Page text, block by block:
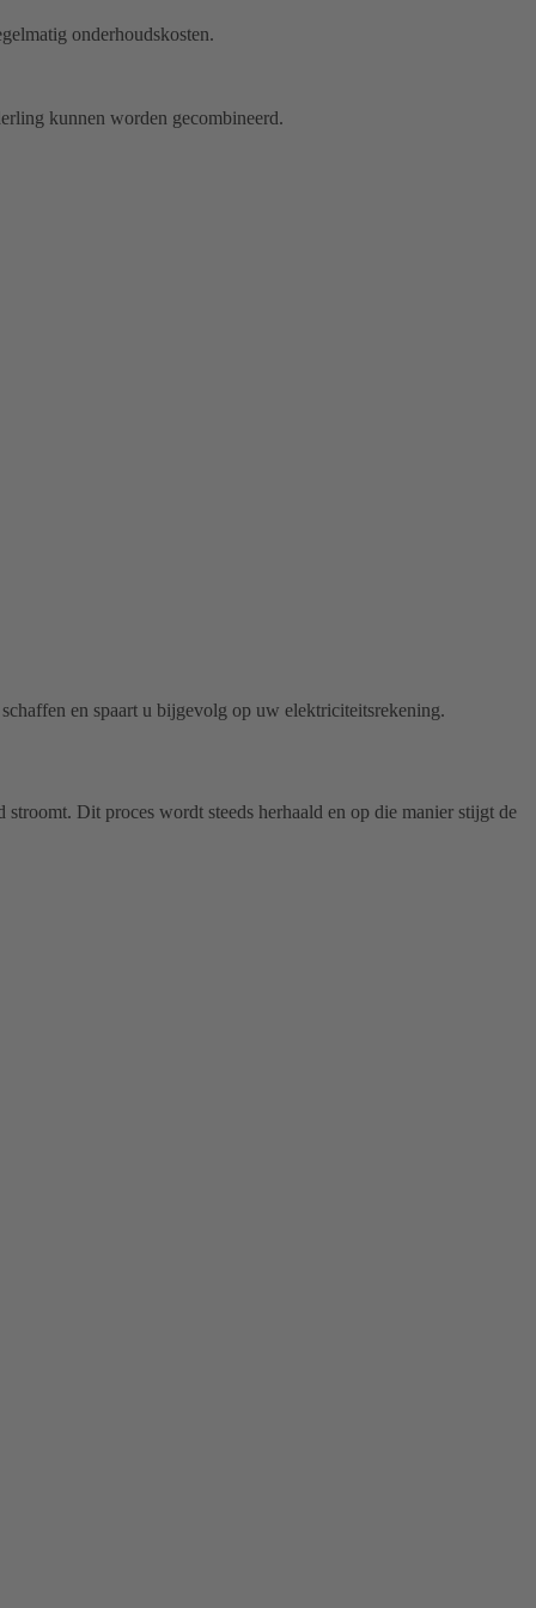
onderhoudskosten.
kunnen worden gecombineerd.
en spaart u bijgevolg op uw elektriciteitsrekening.
stroomt. Dit proces wordt steeds herhaald en op die manier stijgt de